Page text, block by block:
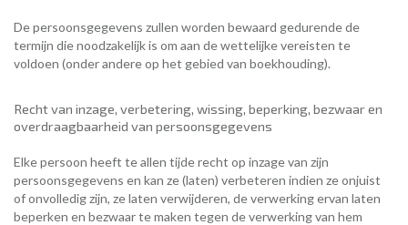
De persoonsgegevens zullen worden bewaard gedurende de
termijn die noodzakelijk is om aan de wettelijke vereisten te
voldoen (onder andere op het gebied van boekhouding).
Recht van inzage, verbetering, wissing, beperking, bezwaar en
overdraagbaarheid van persoonsgegevens
Elke persoon heeft te allen tijde recht op inzage van zijn
persoonsgegevens en kan ze (laten) verbeteren indien ze onjuist
of onvolledig zijn, ze laten verwijderen, de verwerking ervan laten
beperken en bezwaar te maken tegen de verwerking van hem